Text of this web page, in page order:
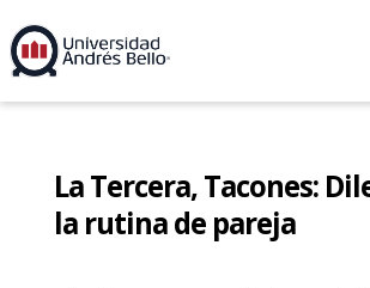
La Tercera, Tacones:
la rutina de pareja